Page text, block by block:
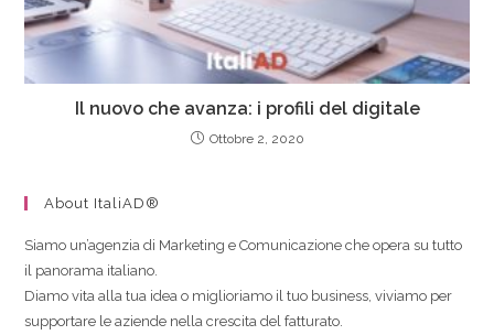
Il nuovo che avanza: i profili del digitale
Ottobre 2, 2020
About ItaliAD®
Siamo un’agenzia di Marketing e Comunicazione che opera su tutto
il panorama italiano.
Diamo vita alla tua idea o miglioriamo il tuo business, viviamo per
supportare le aziende nella crescita del fatturato.